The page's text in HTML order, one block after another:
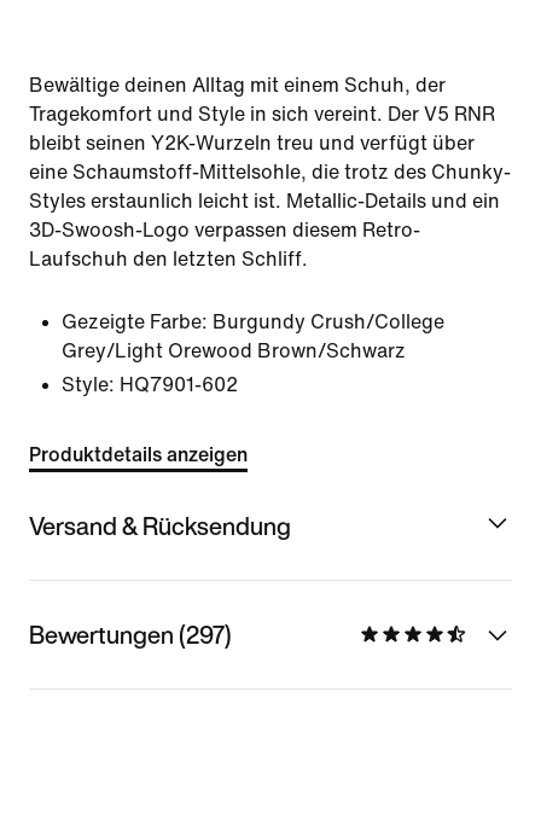
Bewältige deinen Alltag mit einem Schuh, der
Tragekomfort und Style in sich vereint. Der V5 RNR
bleibt seinen Y2K-Wurzeln treu und verfügt über
eine Schaumstoff-Mittelsohle, die trotz des Chunky-
Styles erstaunlich leicht ist. Metallic-Details und ein
3D-Swoosh-Logo verpassen diesem Retro-
Laufschuh den letzten Schliff.
Gezeigte Farbe: Burgundy Crush/College
Grey/Light Orewood Brown/Schwarz
Style: HQ7901-602
Produktdetails anzeigen
Versand & Rücksendung
Bewertungen (297)